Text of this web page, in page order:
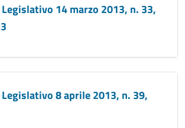
14 marzo 2013, n. 33,
8 aprile 2013, n. 39,